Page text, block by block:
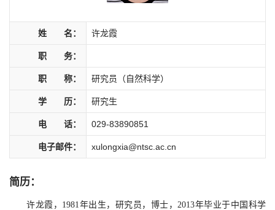
姓 名： 许龙霞
职 务：
职 称： 研究员（自然科学）
学 历： 研究生
电 话： 029-83890851
电子邮件： xulongxia@ntsc.ac.cn
简历：
许龙霞，1981年出生，研究员，博士，2013年毕业于中国科学